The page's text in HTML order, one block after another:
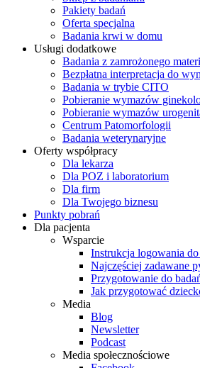
Pakiety badań
Oferta specjalna
Badania krwi w domu
Usługi dodatkowe
Badania z zamrożonego
Bezpłatna interpretacja do
Badania w trybie CITO
Pobieranie wymazów
Pobieranie wymazów
Centrum Patomorfologii
Badania weterynaryjne
Oferty współpracy
Dla lekarza
Dla POZ i laboratorium
Dla firm
Dla Twojego biznesu
Punkty pobrań
Dla pacjenta
Wsparcie
Instrukcja logowania
Najczęściej zadawane
Przygotowanie do
Jak przygotować
Media
Blog
Newsletter
Podcast
Media społecznościowe